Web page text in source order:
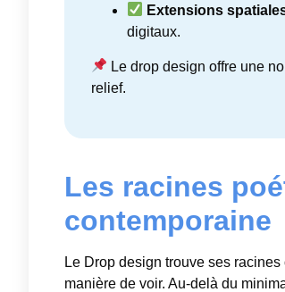
Extensions
digitaux.
Le drop design offre une
relief.
Les racines
contemporaine
Le Drop design trouve ses
manière de voir. Au-delà du